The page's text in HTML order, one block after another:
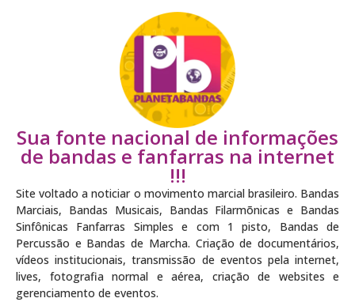
Sua fonte nacional de informações
de bandas e fanfarras na internet
!!!
Site voltado a noticiar o movimento marcial brasileiro. Bandas
Marciais, Bandas Musicais, Bandas Filarmõnicas e Bandas
Sinfônicas Fanfarras Simples e com 1 pisto, Bandas de
Percussão e Bandas de Marcha. Criação de documentários,
vídeos institucionais, transmissão de eventos pela internet,
lives, fotografia normal e aérea, criação de websites e
gerenciamento de eventos.